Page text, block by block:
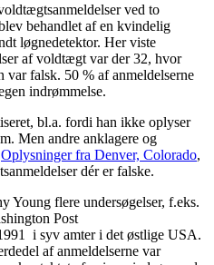
ved to
behandlet af en kvindelig
løgnedetektor. Her viste
af voldtægt var der 32, hvor
var falsk. 50 % af anmeldelserne
indrømmelse.
bl.a. fordi han ikke oplyser
Men andre anklagere og
Oplysninger fra Denver, Colorado,
dér er falske.
Young flere undersøgelser, f.eks.
Post
i syv amter i det østlige USA.
af anmeldelserne var